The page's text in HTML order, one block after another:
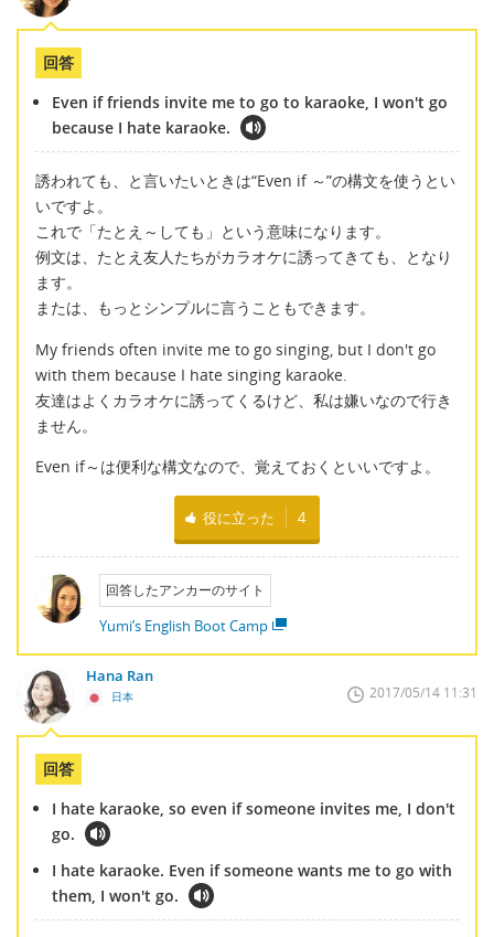
回答
Even if friends invite me to go to karaoke, I won't go
because I hate karaoke.
誘われても、と言いたいときは“Even if ～”の構文を使うとい
いですよ。
これで「たとえ～しても」という意味になります。
例文は、たとえ友人たちがカラオケに誘ってきても、となり
ます。
または、もっとシンプルに言うこともできます。
My friends often invite me to go singing, but I don't go
with them because I hate singing karaoke.
友達はよくカラオケに誘ってくるけど、私は嫌いなので行き
ません。
Even if～は便利な構文なので、覚えておくといいですよ。
役に立った 4
回答したアンカーのサイト
Yumi’s English Boot Camp
Hana Ran
日本 2017/05/14 11:31
回答
I hate karaoke, so even if someone invites me, I don't
go.
I hate karaoke. Even if someone wants me to go with
them, I won't go.